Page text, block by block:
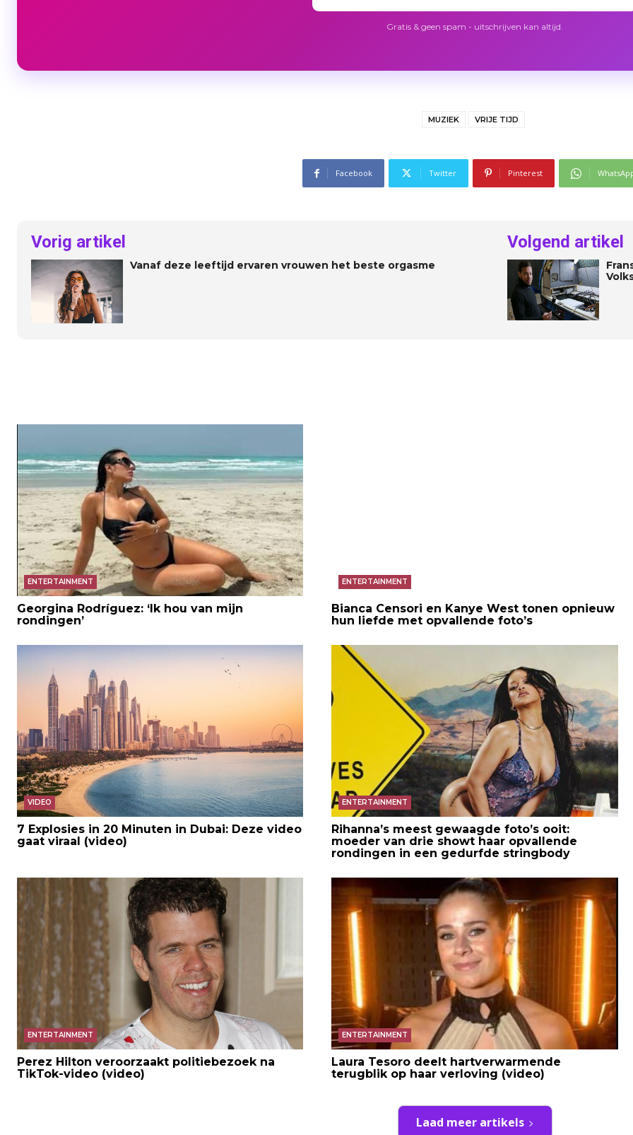
Gratis & geen spam - uitschrijven kan altijd.
MUZIEK VRIJE TIJD
Facebook Twitter Pinterest
Vorig artikel
Vanaf deze leeftijd ervaren vrouwen het beste orgasme
Volgend artikel
ENTERTAINMENT
Georgina Rodríguez: ‘Ik hou van mijn
rondingen’
ENTERTAINMENT
Bianca Censori en Kanye West tonen opnieuw
hun liefde met opvallende foto’s
VIDEO
7 Explosies in 20 Minuten in Dubai: Deze video
gaat viraal (video)
ENTERTAINMENT
Rihanna’s meest gewaagde foto’s ooit:
moeder van drie showt haar opvallende
rondingen in een gedurfde stringbody
ENTERTAINMENT
Perez Hilton veroorzaakt politiebezoek na
TikTok-video (video)
ENTERTAINMENT
Laura Tesoro deelt hartverwarmende
terugblik op haar verloving (video)
Laad meer artikels